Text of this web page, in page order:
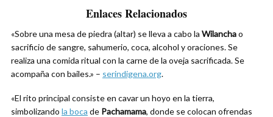
Enlaces Relacionados
«Sobre una mesa de piedra (altar) se lleva a cabo la Wilanchao
sacrificio de sangre, sahumerio, coca, alcohol y oraciones. Se
realiza una comida ritual con la carne de la oveja sacrificada. Se
acompaña con bailes.» – serindigena.org.
«El rito principal consiste en cavar un hoyo en la tierra,
simbolizando la boca de Pachamama, donde se colocan ofrendas